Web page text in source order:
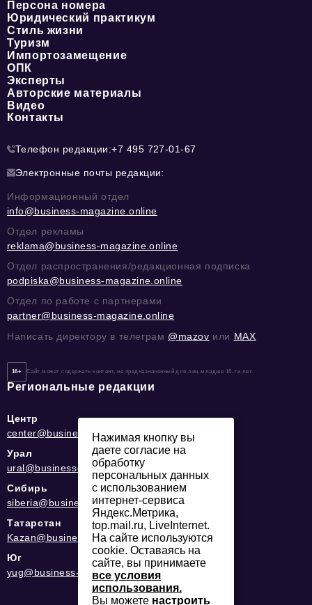
Персона номера
Юридический практикум
Стиль жизни
Туризм
Импортозамещение
ОПК
Эксперты
Авторские материалы
Видео
Контакты
Телефон редакции:+7 495 727-01-67
Электронные почты редакции:
Информационный отдел
info@business-magazine.online
Отдел рекламы
reklama@business-magazine.online
Отдел распространения/редакционная подписка
podpiska@business-magazine.online
Отдел по работе с партнерами
partner@business-magazine.online
Написать директору в телеграм @mazov или MAX
16+ Сайт может содержать контент, не предназначенный для лиц младше 16-ти лет.
Региональные редакции
Центр
center@business-magazine.online
Урал
ural@business-magazine.online
Сибирь
siberia@business-magazine.online
Татарстан
Kazan@business-magazine.online
Юг
yug@business-magazine.online
Нажимая кнопку вы
даете согласие на
обработку
персональных данных
с использованием
интернет-сервиса
Яндекс.Метрика,
top.mail.ru, LiveInternet.
На сайте используются
cookie. Оставаясь на
сайте, вы принимаете
все условия
использования.
Вы можете настроить